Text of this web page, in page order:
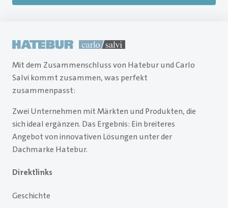
Mit dem Zusammenschluss von Hatebur und Carlo
Salvi kommt zusammen, was perfekt
zusammenpasst:
Zwei Unternehmen mit Märkten und Produkten, die
sich ideal ergänzen. Das Ergebnis: Ein breiteres
Angebot von innovativen Lösungen unter der
Dachmarke Hatebur.
Direktlinks
Geschichte